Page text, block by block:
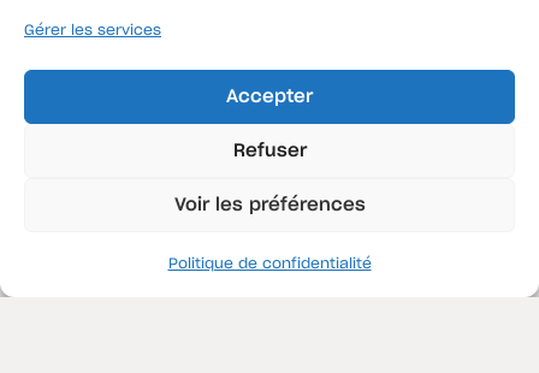
Gérer les services
Accepter
Refuser
Voir les préférences
Politique de confidentialité
Agence Hauts de France
87, rue de la commanderie
59000 Douai
13, avenue Gabriel Péri
Nos solutions d’assurances
Pour les entreprises